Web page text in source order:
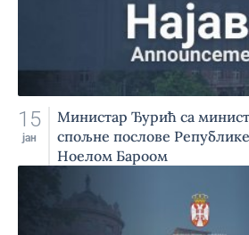
15
јан
Министар Ђурић са
спољне послове
Ноелом Бароом